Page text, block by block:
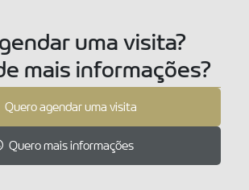
uma visita?
mais informações?
Quero agendar uma visita
Quero mais informações